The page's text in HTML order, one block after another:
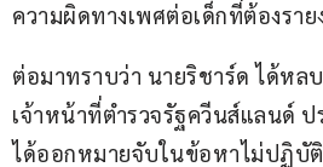
ความผิดทางเพศต่อเด็กที่ต้องรา
ต่อมาทราบว่า นายริชาร์ด ได้ห
เจ้าหน้าที่ตำรวจรัฐควีนส์แลนด์ ป
ได้ออกหมายจับในข้อหาไม่ปฏิบัติ